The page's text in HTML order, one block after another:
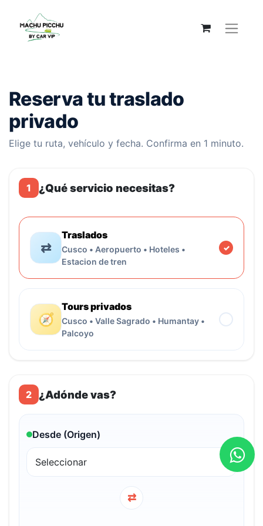
Reserva tu traslado
privado
Elige tu ruta, vehículo y fecha. Confirma en 1 minuto.
1 ¿Qué servicio necesitas?
⇄
Traslados
Cusco • Aeropuerto • Hoteles •
Estacion de tren
🧭
Tours privados
Cusco • Valle Sagrado • Humantay •
Palcoyo
2 ¿Adónde vas?
Desde (Origen)
⇄